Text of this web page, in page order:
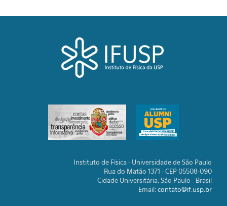
Instituto de Física - Universidade de São Paulo
Rua do Matão 1371 - CEP 05508-090
Cidade Universitária, São Paulo - Brasil
Email:contato@if.usp.br